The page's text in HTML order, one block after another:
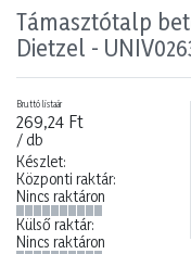
Támasztótalp
Dietzel -
Bruttó listaár
269,24 Ft
/ db
Készlet:
Központi raktár:
Nincs raktáron
Külső raktár:
Nincs raktáron